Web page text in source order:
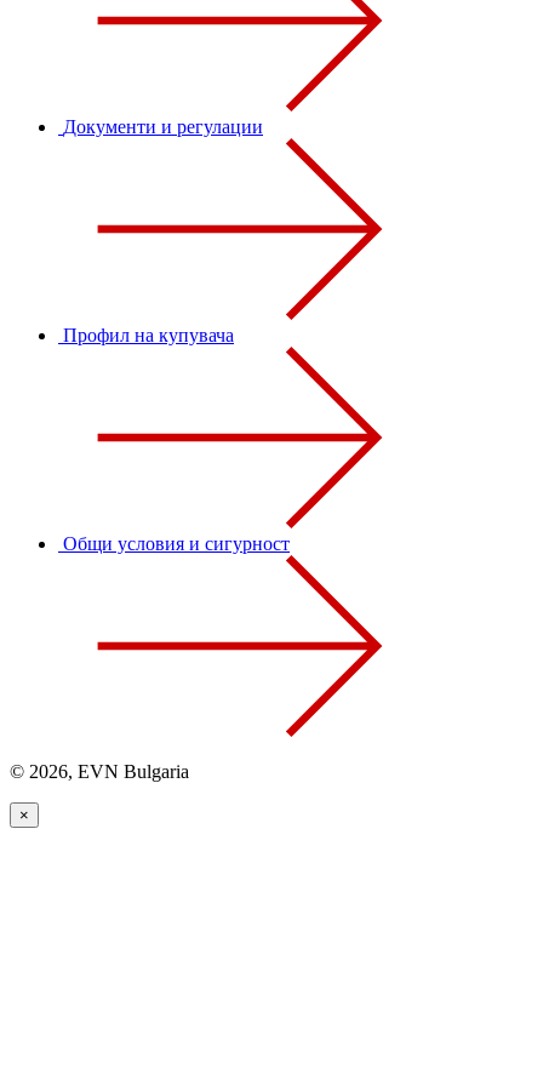
Документи и регулации
Профил на купувача
Общи условия и сигурност
© 2026, EVN Bulgaria
×